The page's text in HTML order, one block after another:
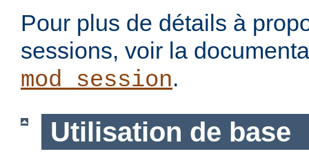
Pour plus de détails à
sessions, voir la
mod_session.
Utilisation de base